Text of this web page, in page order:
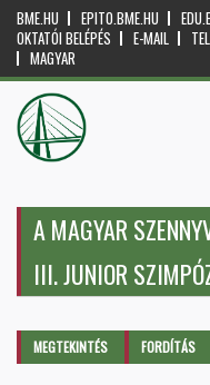
BME.HU EPITO.BME.HU
OKTATÓI BELÉPÉS
E-MAIL
MAGYAR
A MAGYAR
III. JUNIOR
Elsődleges fülek
MEGTEKINTÉS (AKTÍVFORDÍTÁS